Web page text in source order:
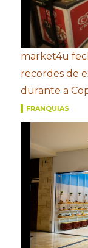
market4u
recordes de
durante a
FRANQUIAS